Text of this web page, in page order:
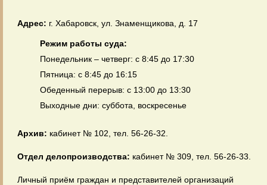
Адрес: г. Хабаровск, ул. Знаменщикова, д. 17
Режим работы суда:
Понедельник – четверг: с 8:45 до 17:30
Пятница: с 8:45 до 16:15
Обеденный перерыв: с 13:00 до 13:30
Выходные дни: суббота, воскресенье
Архив: кабинет № 102, тел. 56‑26‑32.
Отдел делопроизводства: кабинет № 309, тел. 56‑26‑33.
Личный приём граждан и представителей организаций